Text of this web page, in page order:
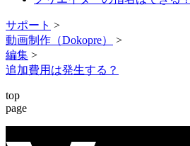
サポート >
動画制作（Dokopre）
>
編集 >
追加費用は発生する？
top
page